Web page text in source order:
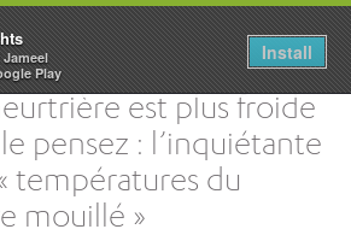
Play
Install
est plus froide
pensez : l’inquiétante
températures du
mouillé »